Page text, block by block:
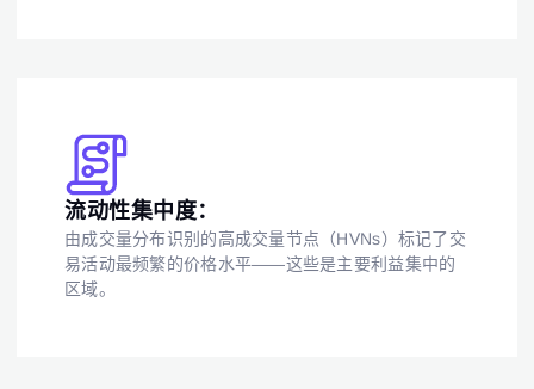
流动性集中度：
由成交量分布识别的高成交量节点（HVNs）标记了交
易活动最频繁的价格水平——这些是主要利益集中的
区域。
没有账号？注册